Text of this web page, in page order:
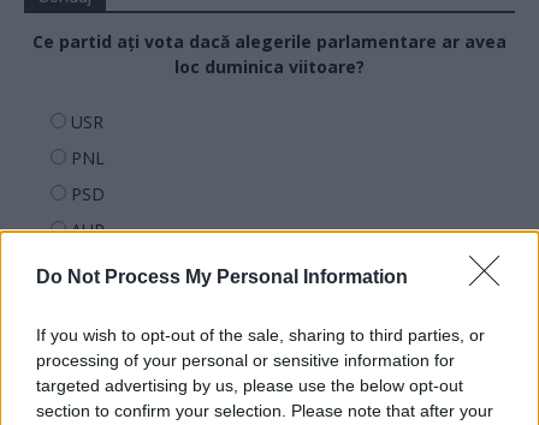
Do Not Process My Personal Information
If you wish to opt-out of the sale, sharing to third parties, or
processing of your personal or sensitive information for
targeted advertising by us, please use the below opt-out
section to confirm your selection. Please note that after your
Ce partid ați vota dacă alegerile parlamentare ar avea
loc duminica viitoare?
USR
PNL
PSD
AUR
UDMR
Forța Dreptei (L. Orban)
PNȚMM
REPER